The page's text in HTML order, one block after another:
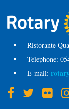
Ristorante
Telephone:
E-mail: